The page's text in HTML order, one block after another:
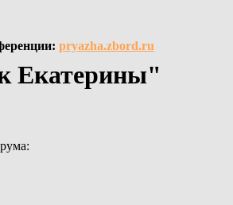
pryazha.zbord.ru
Екатерины"